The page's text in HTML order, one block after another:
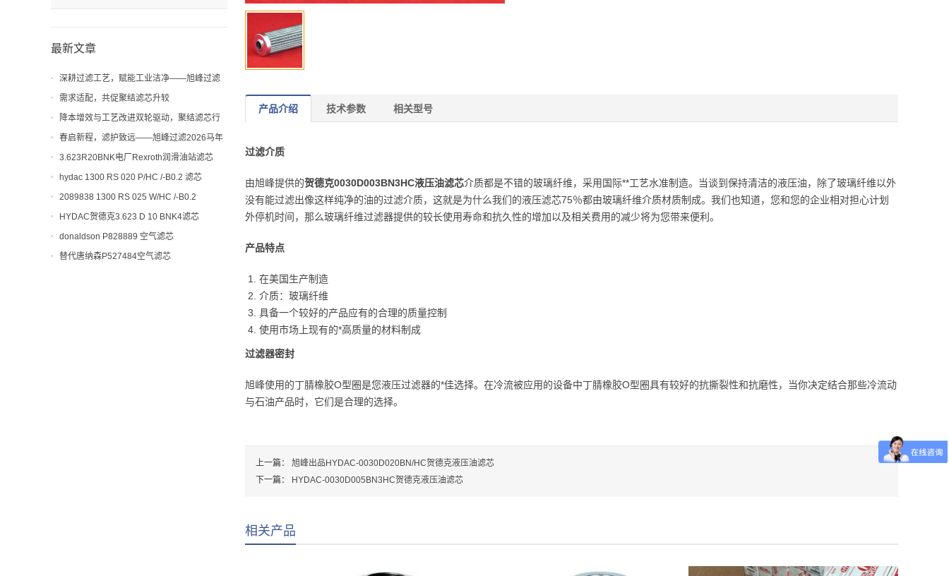
产品介绍 技术参数 相关型号
过滤介质
由旭峰提供的贺德克0030D003BN3HC液压油滤芯介质都是不错的玻璃纤维，采用国际**工艺水准制造。当谈到保持清洁的液压油，除了玻璃纤维以外
没有能过滤出像这样纯净的油的过滤介质，这就是为什么我们的液压滤芯75％都由玻璃纤维介质材质制成。我们也知道，您和您的企业相对担心计划
外停机时间，那么玻璃纤维过滤器提供的较长使用寿命和抗久性的增加以及相关费用的减少将为您带来便利。
产品特点
在美国生产制造
介质：玻璃纤维
具备一个较好的产品应有的合理的质量控制
使用市场上现有的*高质量的材料制成
过滤器密封
旭峰使用的丁腈橡胶O型圈是您液压过滤器的*佳选择。在冷流被应用的设备中丁腈橡胶O型圈具有较好的抗撕裂性和抗磨性，当你决定结合那些冷流动
与石油产品时，它们是合理的选择。
上一篇： 旭峰出品HYDAC-0030D020BN/HC贺德克液压油滤芯
下一篇：
HYDAC-0030D005BN3HC贺德克液压油滤芯
相关产品
最新文章
深耕过滤工艺，赋能工业洁净——旭峰过滤
解析聚结滤芯工艺与应用价值
需求适配，共促聚结滤芯升较
降本增效与工艺改进双轮驱动，聚结滤芯行
业迎来新机遇
春启新程，滤护致远——旭峰过滤2026马年
开工大吉！
3.623R20BNK电厂Rexroth润滑油站滤芯
hydac 1300 RS 020 P/HC /-B0.2 滤芯
2089838 1300 RS 025 W/HC /-B0.2
HYDAC贺德克3.623 D 10 BNK4滤芯
donaldson P828889 空气滤芯
替代唐纳森P527484空气滤芯